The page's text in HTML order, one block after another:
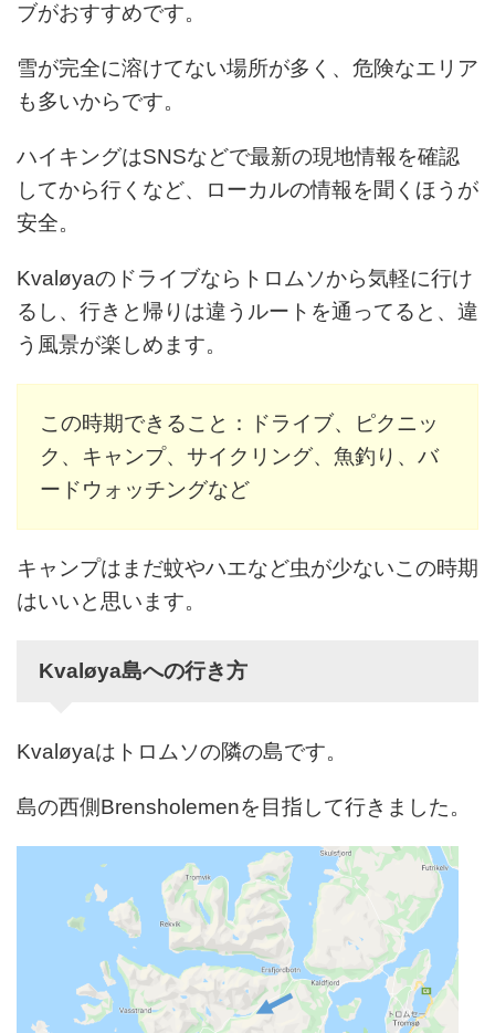
ブがおすすめです。
雪が完全に溶けてない場所が多く、危険なエリア
も多いからです。
ハイキングはSNSなどで最新の現地情報を確認
してから行くなど、ローカルの情報を聞くほうが
安全。
Kvaløyaのドライブならトロムソから気軽に行け
るし、行きと帰りは違うルートを通ってると、違
う風景が楽しめます。
この時期できること：ドライブ、ピクニッ
ク、キャンプ、サイクリング、魚釣り、バ
ードウォッチングなど
キャンプはまだ蚊やハエなど虫が少ないこの時期
はいいと思います。
Kvaløya島への行き方
Kvaløyaはトロムソの隣の島です。
島の西側Brensholemenを目指して行きました。